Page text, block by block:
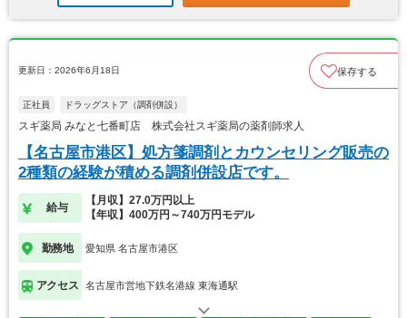
更新日：2026年6月18日 保存する
正社員 ドラッグストア（調剤併設）
スギ薬局 みなと七番町店 株式会社スギ薬局の薬剤師求人
【名古屋市港区】処方箋調剤とカウンセリング販売の
2種類の経験が積める調剤併設店です。
給与
【月収】27.0万円以上
【年収】400万円～740万円モデル
勤務地 愛知県 名古屋市港区
アクセス 名古屋市営地下鉄名港線 東海通駅